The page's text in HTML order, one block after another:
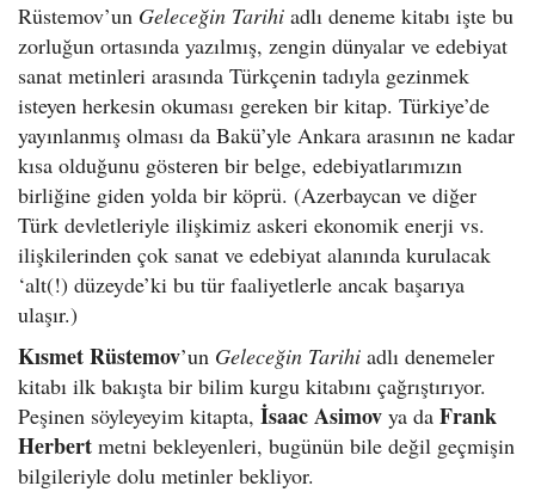
Rüstemov’un Geleceğin Tarihi adlı deneme kitabı işte bu
zorluğun ortasında yazılmış, zengin dünyalar ve edebiyat
sanat metinleri arasında Türkçenin tadıyla gezinmek
isteyen herkesin okuması gereken bir kitap. Türkiye’de
yayınlanmış olması da Bakü’yle Ankara arasının ne kadar
kısa olduğunu gösteren bir belge, edebiyatlarımızın
birliğine giden yolda bir köprü. (Azerbaycan ve diğer
Türk devletleriyle ilişkimiz askeri ekonomik enerji vs.
ilişkilerinden çok sanat ve edebiyat alanında kurulacak
‘alt(!) düzeyde’ki bu tür faaliyetlerle ancak başarıya
ulaşır.)
Kısmet Rüstemov’un Geleceğin Tarihi adlı denemeler
kitabı ilk bakışta bir bilim kurgu kitabını çağrıştırıyor.
Peşinen söyleyeyim kitapta, İsaac Asimov ya da Frank
Herbert metni bekleyenleri, bugünün bile değil geçmişin
bilgileriyle dolu metinler bekliyor.